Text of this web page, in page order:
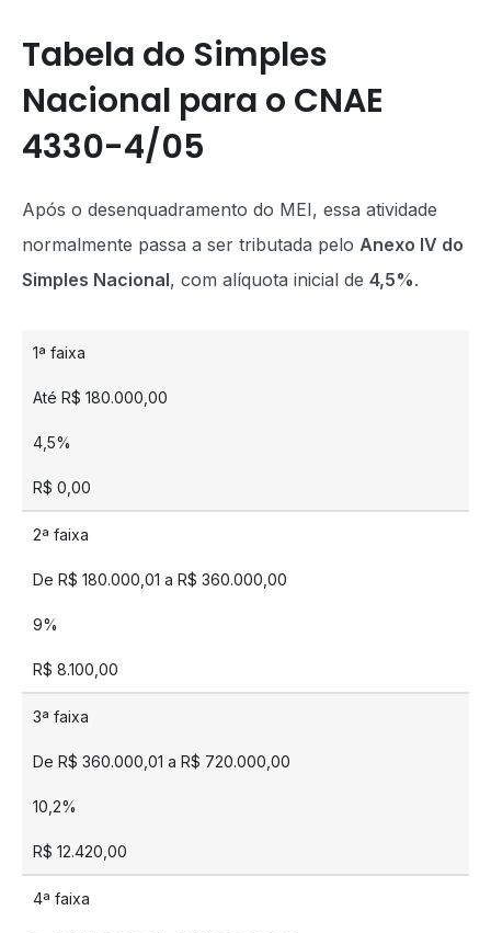
Tabela do Simples
Nacional para o CNAE
4330-4/05
Após o desenquadramento do MEI, essa atividade
normalmente passa a ser tributada pelo Anexo IV do
Simples Nacional, com alíquota inicial de 4,5%.
1ª faixa
Até R$ 180.000,00
4,5%
R$ 0,00
2ª faixa
De R$ 180.000,01 a R$ 360.000,00
9%
R$ 8.100,00
3ª faixa
De R$ 360.000,01 a R$ 720.000,00
10,2%
R$ 12.420,00
4ª faixa